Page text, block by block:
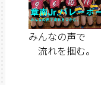
みんなの声で
流れを掴む。